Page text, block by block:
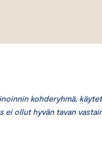
kohderyhmä,
ei ollut hyvän tavan